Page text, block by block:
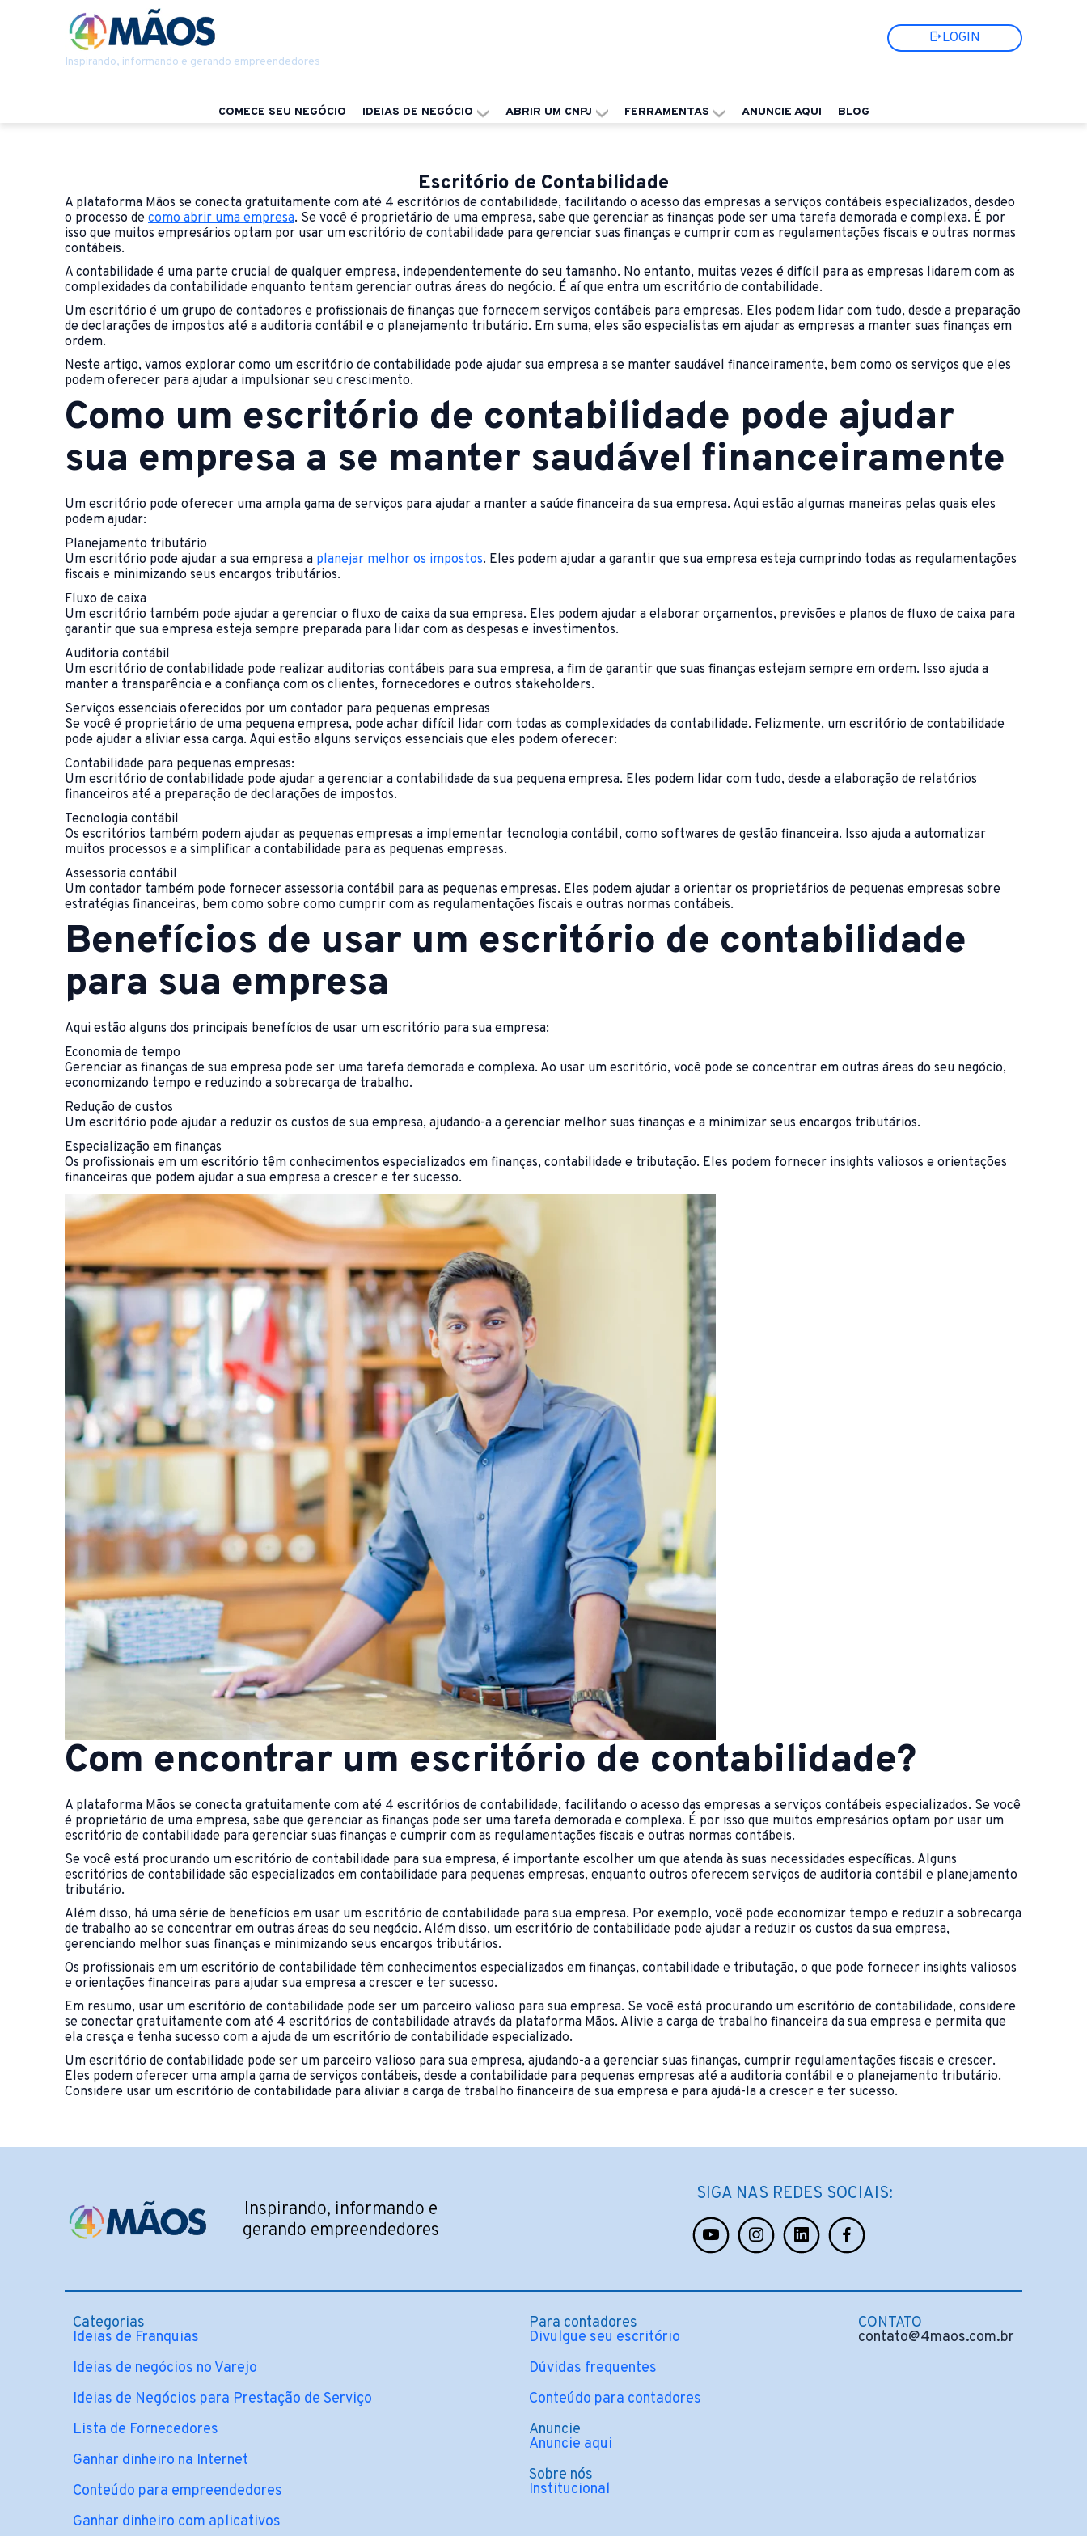
Inspirando, informando e gerando empreendedores
LOGIN
COMECE SEU NEGÓCIO IDEIAS DE NEGÓCIO ABRIR UM CNPJ FERRAMENTAS ANUNCIE AQUI BLOG
Escritório de Contabilidade
A plataforma Mãos se conecta gratuitamente com até 4 escritórios de contabilidade, facilitando o acesso das empresas a serviços contábeis especializados, desdeo
o processo de como abrir uma empresa. Se você é proprietário de uma empresa, sabe que gerenciar as finanças pode ser uma tarefa demorada e complexa. É por
isso que muitos empresários optam por usar um escritório de contabilidade para gerenciar suas finanças e cumprir com as regulamentações fiscais e outras normas
contábeis.
A contabilidade é uma parte crucial de qualquer empresa, independentemente do seu tamanho. No entanto, muitas vezes é difícil para as empresas lidarem com as
complexidades da contabilidade enquanto tentam gerenciar outras áreas do negócio. É aí que entra um escritório de contabilidade.
Um escritório é um grupo de contadores e profissionais de finanças que fornecem serviços contábeis para empresas. Eles podem lidar com tudo, desde a preparação
de declarações de impostos até a auditoria contábil e o planejamento tributário. Em suma, eles são especialistas em ajudar as empresas a manter suas finanças em
ordem.
Neste artigo, vamos explorar como um escritório de contabilidade pode ajudar sua empresa a se manter saudável financeiramente, bem como os serviços que eles
podem oferecer para ajudar a impulsionar seu crescimento.
Como um escritório de contabilidade pode ajudar
sua empresa a se manter saudável financeiramente
Um escritório pode oferecer uma ampla gama de serviços para ajudar a manter a saúde financeira da sua empresa. Aqui estão algumas maneiras pelas quais eles
podem ajudar:
Planejamento tributário
Um escritório pode ajudar a sua empresa a planejar melhor os impostos. Eles podem ajudar a garantir que sua empresa esteja cumprindo todas as regulamentações
fiscais e minimizando seus encargos tributários.
Fluxo de caixa
Um escritório também pode ajudar a gerenciar o fluxo de caixa da sua empresa. Eles podem ajudar a elaborar orçamentos, previsões e planos de fluxo de caixa para
garantir que sua empresa esteja sempre preparada para lidar com as despesas e investimentos.
Auditoria contábil
Um escritório de contabilidade pode realizar auditorias contábeis para sua empresa, a fim de garantir que suas finanças estejam sempre em ordem. Isso ajuda a
manter a transparência e a confiança com os clientes, fornecedores e outros stakeholders.
Serviços essenciais oferecidos por um contador para pequenas empresas
Se você é proprietário de uma pequena empresa, pode achar difícil lidar com todas as complexidades da contabilidade. Felizmente, um escritório de contabilidade
pode ajudar a aliviar essa carga. Aqui estão alguns serviços essenciais que eles podem oferecer:
Contabilidade para pequenas empresas:
Um escritório de contabilidade pode ajudar a gerenciar a contabilidade da sua pequena empresa. Eles podem lidar com tudo, desde a elaboração de relatórios
financeiros até a preparação de declarações de impostos.
Tecnologia contábil
Os escritórios também podem ajudar as pequenas empresas a implementar tecnologia contábil, como softwares de gestão financeira. Isso ajuda a automatizar
muitos processos e a simplificar a contabilidade para as pequenas empresas.
Assessoria contábil
Um contador também pode fornecer assessoria contábil para as pequenas empresas. Eles podem ajudar a orientar os proprietários de pequenas empresas sobre
estratégias financeiras, bem como sobre como cumprir com as regulamentações fiscais e outras normas contábeis.
Benefícios de usar um escritório de contabilidade
para sua empresa
Aqui estão alguns dos principais benefícios de usar um escritório para sua empresa:
Economia de tempo
Gerenciar as finanças de sua empresa pode ser uma tarefa demorada e complexa. Ao usar um escritório, você pode se concentrar em outras áreas do seu negócio,
economizando tempo e reduzindo a sobrecarga de trabalho.
Redução de custos
Um escritório pode ajudar a reduzir os custos de sua empresa, ajudando-a a gerenciar melhor suas finanças e a minimizar seus encargos tributários.
Especialização em finanças
Os profissionais em um escritório têm conhecimentos especializados em finanças, contabilidade e tributação. Eles podem fornecer insights valiosos e orientações
financeiras que podem ajudar a sua empresa a crescer e ter sucesso.
Com encontrar um escritório de contabilidade?
A plataforma Mãos se conecta gratuitamente com até 4 escritórios de contabilidade, facilitando o acesso das empresas a serviços contábeis especializados. Se você
é proprietário de uma empresa, sabe que gerenciar as finanças pode ser uma tarefa demorada e complexa. É por isso que muitos empresários optam por usar um
escritório de contabilidade para gerenciar suas finanças e cumprir com as regulamentações fiscais e outras normas contábeis.
Se você está procurando um escritório de contabilidade para sua empresa, é importante escolher um que atenda às suas necessidades específicas. Alguns
escritórios de contabilidade são especializados em contabilidade para pequenas empresas, enquanto outros oferecem serviços de auditoria contábil e planejamento
tributário.
Além disso, há uma série de benefícios em usar um escritório de contabilidade para sua empresa. Por exemplo, você pode economizar tempo e reduzir a sobrecarga
de trabalho ao se concentrar em outras áreas do seu negócio. Além disso, um escritório de contabilidade pode ajudar a reduzir os custos da sua empresa,
gerenciando melhor suas finanças e minimizando seus encargos tributários.
Os profissionais em um escritório de contabilidade têm conhecimentos especializados em finanças, contabilidade e tributação, o que pode fornecer insights valiosos
e orientações financeiras para ajudar sua empresa a crescer e ter sucesso.
Em resumo, usar um escritório de contabilidade pode ser um parceiro valioso para sua empresa. Se você está procurando um escritório de contabilidade, considere
se conectar gratuitamente com até 4 escritórios de contabilidade através da plataforma Mãos. Alivie a carga de trabalho financeira da sua empresa e permita que
ela cresça e tenha sucesso com a ajuda de um escritório de contabilidade especializado.
Um escritório de contabilidade pode ser um parceiro valioso para sua empresa, ajudando-a a gerenciar suas finanças, cumprir regulamentações fiscais e crescer.
Eles podem oferecer uma ampla gama de serviços contábeis, desde a contabilidade para pequenas empresas até a auditoria contábil e o planejamento tributário.
Considere usar um escritório de contabilidade para aliviar a carga de trabalho financeira de sua empresa e para ajudá-la a crescer e ter sucesso.
Inspirando, informando e
gerando empreendedores
SIGA NAS REDES SOCIAIS:
Categorias
Ideias de Franquias
Ideias de negócios no Varejo
Ideias de Negócios para Prestação de Serviço
Lista de Fornecedores
Ganhar dinheiro na Internet
Conteúdo para empreendedores
Ganhar dinheiro com aplicativos
Para contadores
Divulgue seu escritório
Dúvidas frequentes
Conteúdo para contadores
Anuncie
Anuncie aqui
Sobre nós
Institucional
CONTATO
contato@4maos.com.br